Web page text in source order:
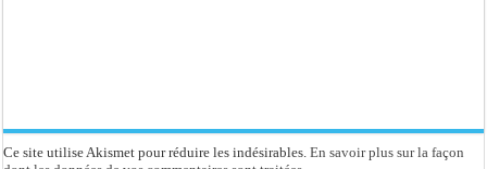
Ce site utilise Akismet pour réduire les indésirables.En savoir plus sur la façon